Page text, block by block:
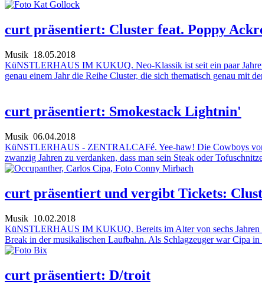
curt präsentiert: Cluster feat. Poppy
Musik 18.05.2018
KüNSTLERHAUS IM KUKUQ. Neo-Klassik ist seit ein paar
genau einem Jahr die Reihe Cluster, die sich thematisch genau mit
curt präsentiert: Smokestack Lightnin'
Musik 06.04.2018
KüNSTLERHAUS - ZENTRALCAFé. Yee-haw! Die Cowboys von
zwanzig Jahren zu verdanken, dass man sein Steak oder
curt präsentiert und vergibt Tickets:
Musik 10.02.2018
KüNSTLERHAUS IM KUKUQ. Bereits im Alter von sechs Jahren
Break in der musikalischen Laufbahn. Als Schlagzeuger war Cipa
curt präsentiert: D/troit